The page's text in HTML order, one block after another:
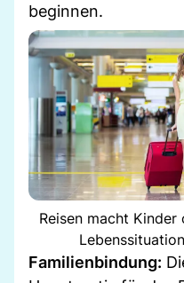
beginnen.
Reisen macht
Familienbindung: